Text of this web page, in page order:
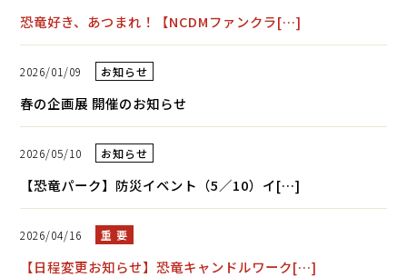
恐竜好き、あつまれ！【NCDMファンクラ[…]
2026/01/09 お知らせ
春の企画展 開催のお知らせ
2026/05/10 お知らせ
【恐竜パーク】防災イベント（5／10）イ[…]
2026/04/16 重 要
【日程変更お知らせ】恐竜キャンドルワーク[…]